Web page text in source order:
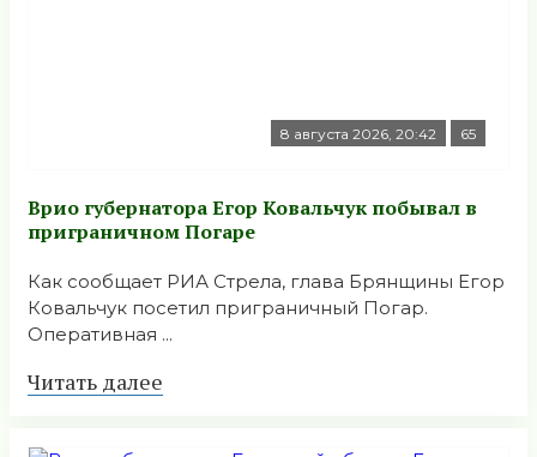
8 августа 2026, 20:42 65
Врио губернатора Егор Ковальчук побывал в
приграничном Погаре
Как сообщает РИА Стрела, глава Брянщины Егор
Ковальчук посетил приграничный Погар.
Оперативная ...
Читать далее